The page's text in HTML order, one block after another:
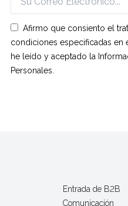
Afirmo que consiento el
condiciones especificadas en
he leído y aceptado la
Personales.
Entrada de B2B
Comunicación